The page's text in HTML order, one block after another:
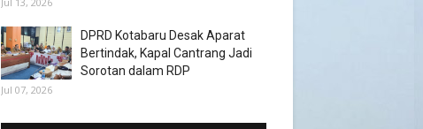
DPRD Kotabaru Desak Aparat
Bertindak, Kapal Cantrang Jadi
Sorotan dalam RDP
Jul 07, 2026